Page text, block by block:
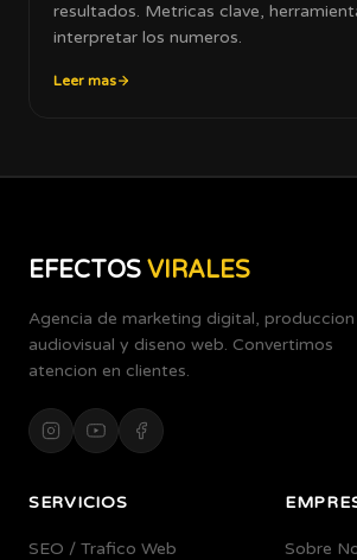
resultados. Metricas clave,
interpretar los numeros.
Leer mas
EFECTOS VIRALES
Agencia de marketing digital, produccion
audiovisual y diseno web. Convertimos
atencion en clientes.
SERVICIOS
SEO / Trafico Web
Sobre